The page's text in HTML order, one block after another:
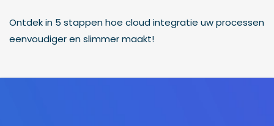
Ontdek in 5 stappen hoe cloud integratie uw processen
eenvoudiger en slimmer maakt!